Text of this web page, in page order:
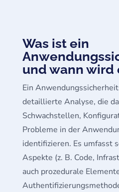
Was ist ein
und wann wird
Ein
detaillierte Analyse, die
Schwachstellen,
Probleme in der
identifizieren. Es umfasst
Aspekte (z. B. Code,
auch prozedurale